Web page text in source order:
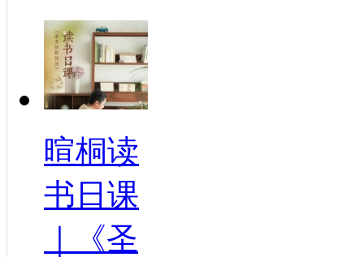
暄桐读
书日课
｜《圣